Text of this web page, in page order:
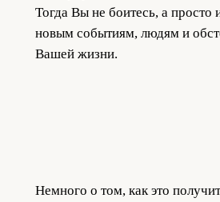
Тогда Вы не боитесь, а просто
новым событиям, людям и
Вашей жизни.
Немного о том, как это